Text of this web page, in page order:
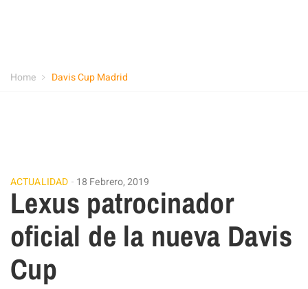
Home Davis Cup Madrid
ACTUALIDAD 18 Febrero, 2019
Lexus patrocinador
oficial de la nueva Davis
Cup